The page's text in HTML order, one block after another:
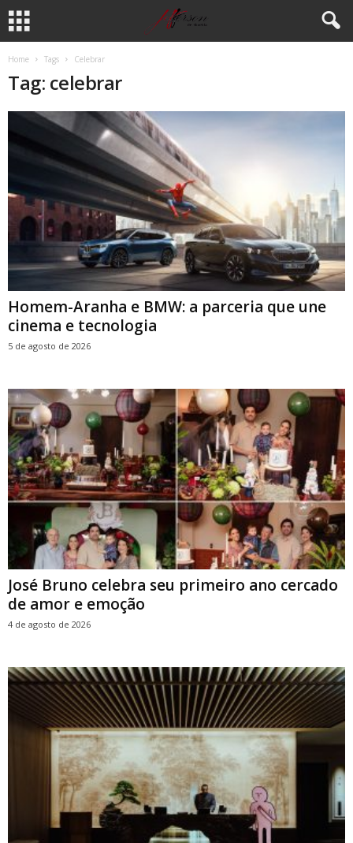
Home Tags Celebrar
Tag: celebrar
Homem-Aranha e BMW: a parceria que une
cinema e tecnologia
5 de agosto de 2026
José Bruno celebra seu primeiro ano cercado
de amor e emoção
4 de agosto de 2026